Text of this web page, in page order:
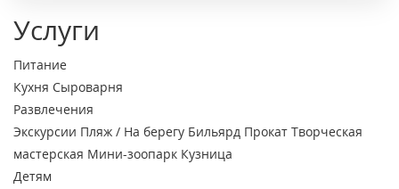
Услуги
Питание
Кухня Сыроварня
Развлечения
Экскурсии Пляж / На берегу Бильярд Прокат Творческая
мастерская Мини-зоопарк Кузница
Детям